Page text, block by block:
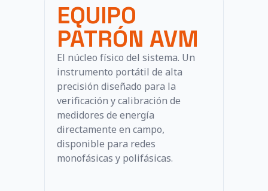
EQUIPO
PATRÓN AVM
El núcleo físico del sistema. Un
instrumento portátil de alta
precisión diseñado para la
verificación y calibración de
medidores de energía
directamente en campo,
disponible para redes
monofásicas y polifásicas.